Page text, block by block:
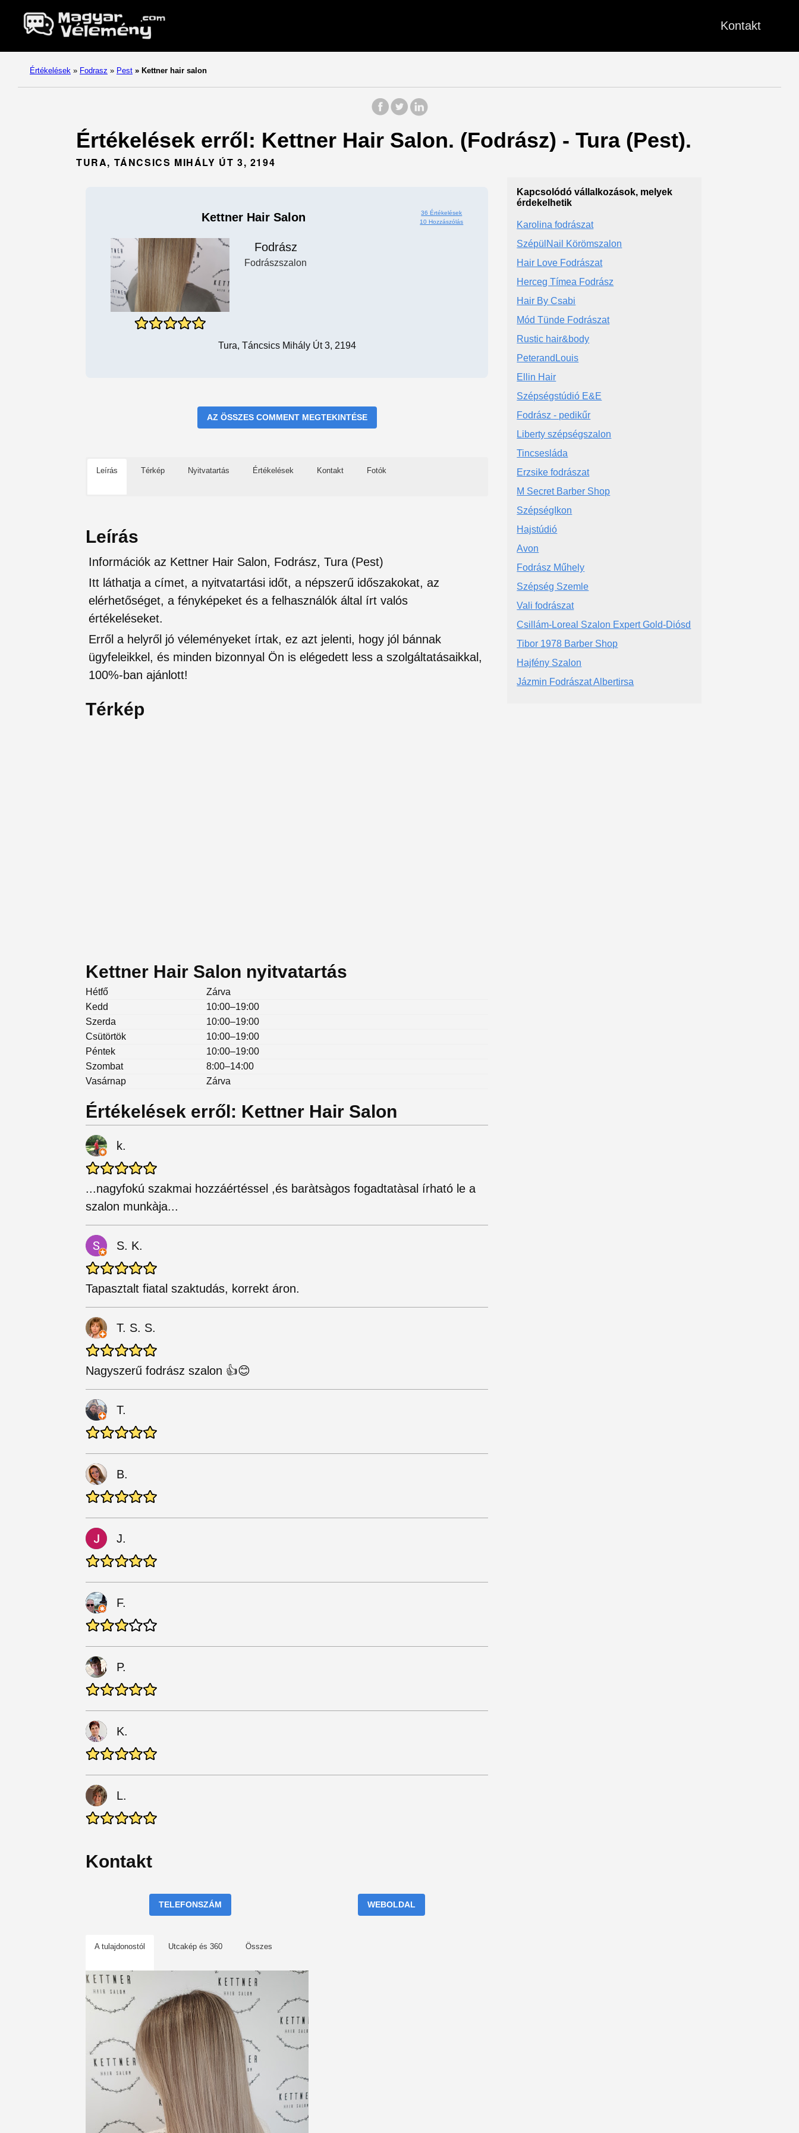
Kontakt
Értékelések » Fodrasz » Pest » Kettner hair salon
Értékelések erről: Kettner Hair Salon. (Fodrász) - Tura (Pest).
TURA, TÁNCSICS MIHÁLY ÚT 3, 2194
Kettner Hair Salon
36 Értékelések
10 Hozzászólás
Fodrász
Fodrászszalon
Tura, Táncsics Mihály Út 3, 2194
AZ ÖSSZES COMMENT MEGTEKINTÉSE
Leírás Térkép Nyitvatartás Értékelések Kontakt Fotók
Leírás
Információk az Kettner Hair Salon, Fodrász, Tura (Pest)
Itt láthatja a címet, a nyitvatartási időt, a népszerű időszakokat, az
elérhetőséget, a fényképeket és a felhasználók által írt valós
értékeléseket.
Erről a helyről jó véleményeket írtak, ez azt jelenti, hogy jól bánnak
ügyfeleikkel, és minden bizonnyal Ön is elégedett less a szolgáltatásaikkal,
100%-ban ajánlott!
Térkép
Kettner Hair Salon nyitvatartás
Hétfő
Zárva
Kedd
10:00–19:00
Szerda
10:00–19:00
Csütörtök
10:00–19:00
Péntek
10:00–19:00
Szombat
8:00–14:00
Vasárnap
Zárva
Értékelések erről: Kettner Hair Salon
k.
...nagyfokú szakmai hozzáértéssel ,és baràtsàgos fogadtatàsal írható le a
szalon munkàja...
S. K.
Tapasztalt fiatal szaktudás, korrekt áron.
T. S. S.
Nagyszerű fodrász szalon 👍😊
T.
B.
J.
F.
P.
K.
L.
Kontakt
TELEFONSZÁM WEBOLDAL
A tulajdonostól Utcakép és 360 Összes
Kapcsolódó vállalkozások, melyek
érdekelhetik
Karolina fodrászat
SzépülNail Körömszalon
Hair Love Fodrászat
Herceg Tímea Fodrász
Hair By Csabi
Mód Tünde Fodrászat
Rustic hair&body
PeterandLouis
Ellin Hair
Szépségstúdió E&E
Fodrász - pedikűr
Liberty szépségszalon
Tincsesláda
Erzsike fodrászat
M Secret Barber Shop
SzépségIkon
Hajstúdió
Avon
Fodrász Műhely
Szépség Szemle
Vali fodrászat
Csillám-Loreal Szalon Expert Gold-Diósd
Tibor 1978 Barber Shop
Hajfény Szalon
Jázmin Fodrászat Albertirsa